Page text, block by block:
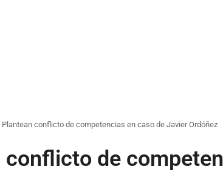
Plantean conflicto de competencias en caso de Javier Ordóñez
conflicto de